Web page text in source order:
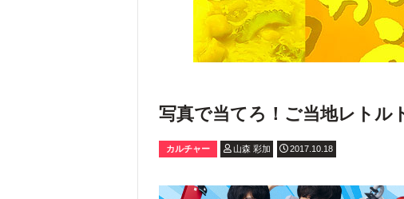
写真で当てろ！ご当地レトル
カルチャー 山森 彩加 2017.10.18